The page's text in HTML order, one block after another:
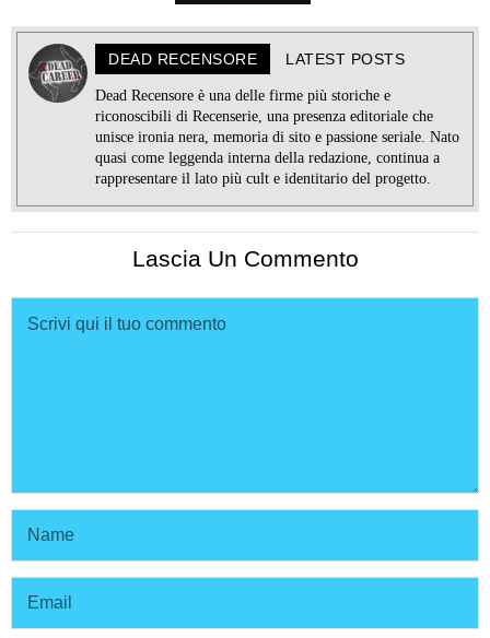
DEAD RECENSORE LATEST POSTS
Dead Recensore è una delle firme più storiche e
riconoscibili di Recenserie, una presenza editoriale che
unisce ironia nera, memoria di sito e passione seriale. Nato
quasi come leggenda interna della redazione, continua a
rappresentare il lato più cult e identitario del progetto.
Lascia Un Commento